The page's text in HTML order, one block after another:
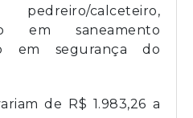
pedreiro/calceteiro,
em saneamento
em segurança do
de R$ 1.983,26 a